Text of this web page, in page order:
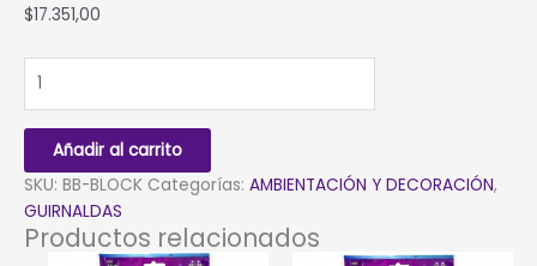
$17.351,00
BLOQUES
BABY
(no
incluye
globos)
cantidad
Añadir al carrito
SKU: BB-BLOCK Categorías: AMBIENTACIÓN Y DECORACIÓN,
GUIRNALDAS
Productos relacionados